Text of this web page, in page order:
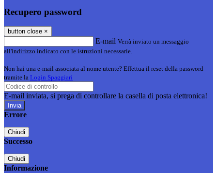
Recupero password
button close ×
E-mail Verrà inviato un messaggio
all'indirizzo indicato con le istruzioni necessarie.
Non hai una e-mail associata al nome utente? Effettua il reset della password
tramite la Login Spaggiari
E-mail inviata, si prega di controllare la casella di posta elettronica!
Errore
Chiudi
Successo
Chiudi
Informazione